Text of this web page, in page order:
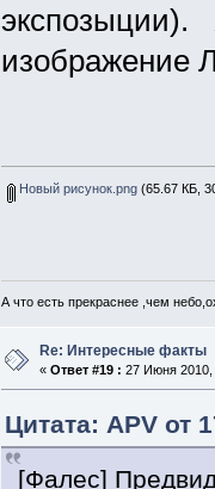
экспозыции).
Новый рисунок.png(65.67 КБ,
А что есть прекраснее ,чем
Re: Интересные факты
« Ответ #19 : 27 Июня 2010,
Цитата: APV от
[Фалес]